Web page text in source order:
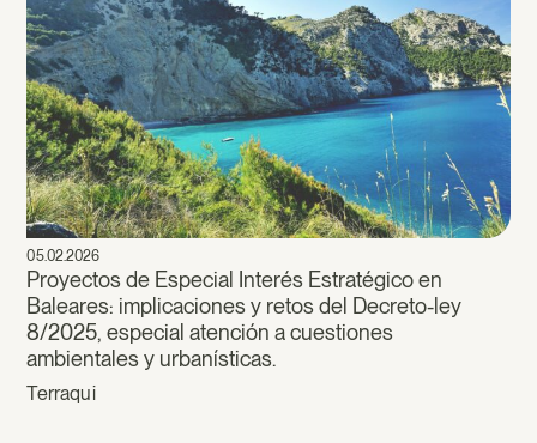
05.02.2026
Proyectos de Especial Interés Estratégico en
Baleares: implicaciones y retos del Decreto-ley
8/2025, especial atención a cuestiones
ambientales y urbanísticas.
Terraqui